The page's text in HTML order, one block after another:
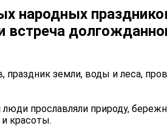
народных
праздник земли, воды и леса,
прославляли природу,
красоты.